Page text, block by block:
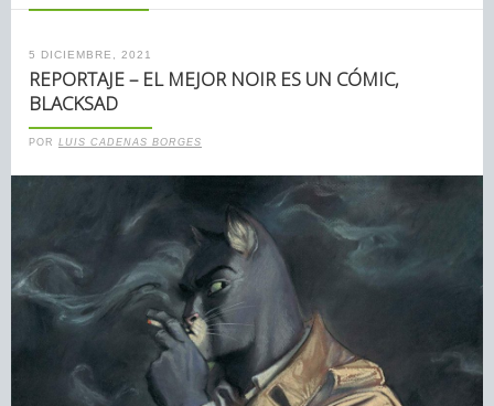
5 DICIEMBRE, 2021
REPORTAJE – EL MEJOR NOIR ES UN CÓMIC,
BLACKSAD
POR LUIS CADENAS BORGES